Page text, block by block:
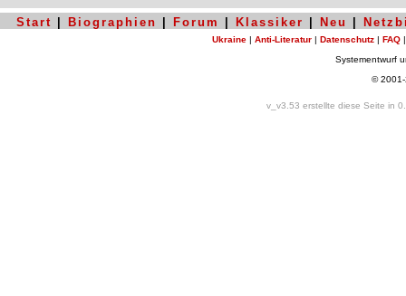
Start Biographien Forum Klassiker Neu
Ukraine | Anti-Literatur | Datenschutz | FAQ
Systementwurf
©
v_v3.53 erstellte diese Seite in